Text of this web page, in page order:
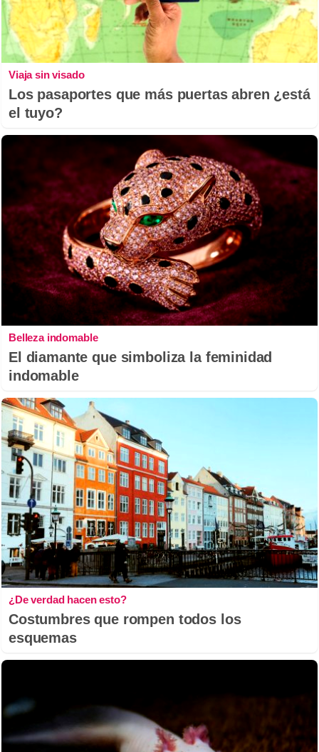
Viaja sin visado
Los pasaportes que más puertas abren ¿está
el tuyo?
Belleza indomable
El diamante que simboliza la feminidad
indomable
¿De verdad hacen esto?
Costumbres que rompen todos los
esquemas